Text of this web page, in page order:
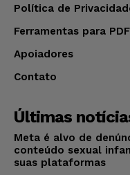
Política de
Ferramentas para PDF
Apoiadores
Contato
Últimas
Meta é alvo de
conteúdo sexual
suas plataformas